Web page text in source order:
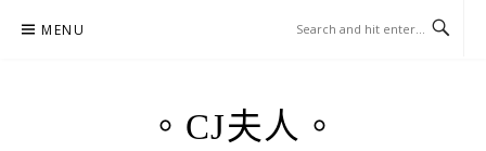
MENU
。CJ夫人。